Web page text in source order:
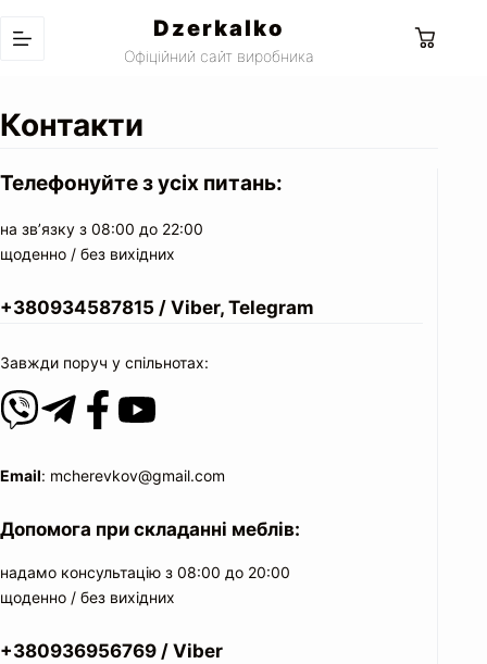
до
Dzerkalko
Офіційний сайт виробника Кошик
Контакти
Телефонуйте з усіх питань:
на зв’язку з 08:00 до 22:00
щоденно / без вихідних
+380934587815 / Viber, Telegram
Завжди поруч у спільнотах:
Email: mcherevkov@gmail.com
Допомога при складанні меблів:
надамо консультацію з 08:00 до 20:00
щоденно / без вихідних
+380936956769 / Viber